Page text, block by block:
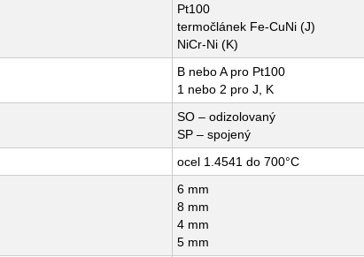
Pt100
termočlánek Fe-CuNi (J)
NiCr-Ni (K)
B nebo A pro Pt100
1 nebo 2 pro J, K
SO – odizolovaný
SP – spojený
ocel 1.4541 do 700°C
6 mm
8 mm
4 mm
5 mm